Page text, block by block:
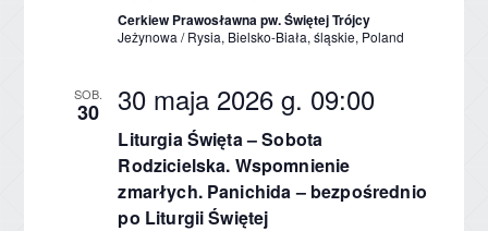
Cerkiew Prawosławna pw. Świętej Trójcy
Jeżynowa / Rysia, Bielsko-Biała, śląskie, Poland
SOB.
30 30 maja 2026 g. 09:00
Liturgia Święta – Sobota
Rodzicielska. Wspomnienie
zmarłych. Panichida – bezpośrednio
po Liturgii Świętej